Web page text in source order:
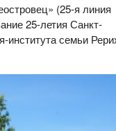
(25-я линия
25-летия Санкт-
института семьи